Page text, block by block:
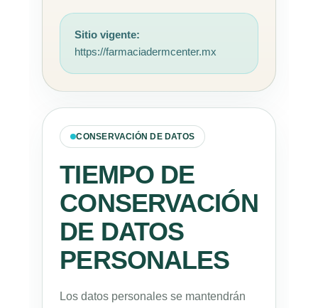
Sitio vigente:
https://farmaciadermcenter.mx
CONSERVACIÓN DE DATOS
TIEMPO DE
CONSERVACIÓN
DE DATOS
PERSONALES
Los datos personales se mantendrán